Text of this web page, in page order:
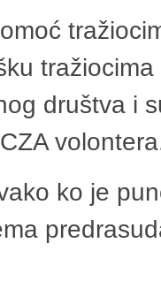
društva i
ko je